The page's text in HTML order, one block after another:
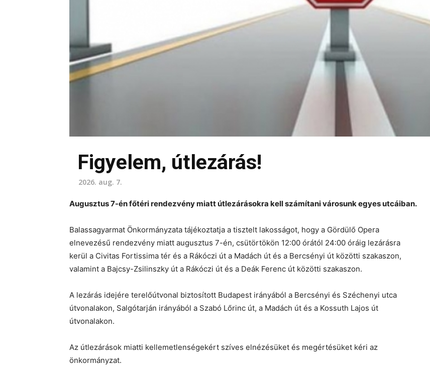
Figyelem, útlezárás!
2026. aug. 7.
Augusztus 7-én főtéri rendezvény miatt útlezárásokra kell számítani városunk egyes utcáiban.
Balassagyarmat Önkormányzata tájékoztatja a tisztelt lakosságot, hogy a Gördülő Opera
elnevezésű rendezvény miatt augusztus 7-én, csütörtökön 12:00 órától 24:00 óráig lezárásra
kerül a Civitas Fortissima tér és a Rákóczi út a Madách út és a Bercsényi út közötti szakaszon,
valamint a Bajcsy-Zsilinszky út a Rákóczi út és a Deák Ferenc út közötti szakaszon.
A lezárás idejére terelőútvonal biztosított Budapest irányából a Bercsényi és Széchenyi utca
útvonalakon, Salgótarján irányából a Szabó Lőrinc út, a Madách út és a Kossuth Lajos út
útvonalakon.
Az útlezárások miatti kellemetlenségekért szíves elnézésüket és megértésüket kéri az
önkormányzat.